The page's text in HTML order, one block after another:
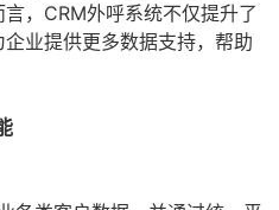
，CRM外呼系统不仅提升了
业提供更多数据支持，帮助